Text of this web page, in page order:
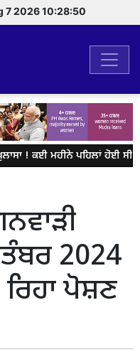
7 2026 10:28:50
! ਕਈ ਮਹੀਨੇ ਪਹਿਲਾਂ ਹੋਈ ਸੀ
2024
ਪੋਸ਼ਣ